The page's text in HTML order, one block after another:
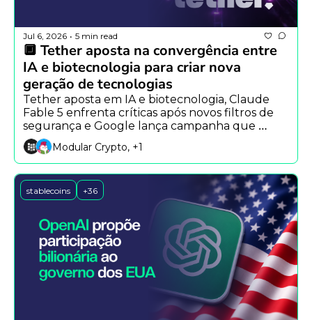
Jul 6, 2026 • 5 min read
🔲 Tether aposta na convergência entre
IA e biotecnologia para criar nova
geração de tecnologias
Tether aposta em IA e biotecnologia, Claude
Fable 5 enfrenta críticas após novos filtros de
segurança e Google lança campanha que
reimagina a Declaração da Independência com
ajuda do Gemini.
Modular Crypto, +1
stablecoins +36